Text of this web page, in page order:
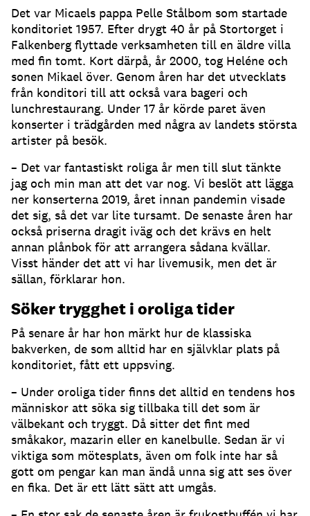
Det var Micaels pappa Pelle Stålbom som startade
konditoriet 1957. Efter drygt 40 år på Stortorget i
Falkenberg flyttade verksamheten till en äldre villa
med fin tomt. Kort därpå, år 2000, tog Heléne och
sonen Mikael över. Genom åren har det utvecklats
från konditori till att också vara bageri och
lunchrestaurang. Under 17 år körde paret även
konserter i trädgården med några av landets största
artister på besök.
– Det var fantastiskt roliga år men till slut tänkte
jag och min man att det var nog. Vi beslöt att lägga
ner konserterna 2019, året innan pandemin visade
det sig, så det var lite tursamt. De senaste åren har
också priserna dragit iväg och det krävs en helt
annan plånbok för att arrangera sådana kvällar.
Visst händer det att vi har livemusik, men det är
sällan, förklarar hon.
Söker trygghet i oroliga tider
På senare år har hon märkt hur de klassiska
bakverken, de som alltid har en självklar plats på
konditoriet, fått ett uppsving.
– Under oroliga tider finns det alltid en tendens hos
människor att söka sig tillbaka till det som är
välbekant och tryggt. Då sitter det fint med
småkakor, mazarin eller en kanelbulle. Sedan är vi
viktiga som mötesplats, även om folk inte har så
gott om pengar kan man ändå unna sig att ses över
en fika. Det är ett lätt sätt att umgås.